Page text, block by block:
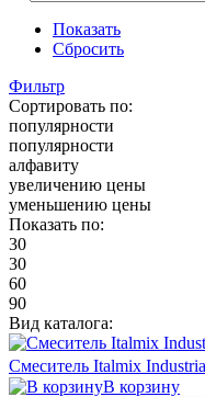
Показать
Сбросить
Фильтр
Сортировать по:
популярности
популярности
алфавиту
увеличению цены
уменьшению цены
Показать по:
30
30
60
90
Вид каталога:
Смеситель Italmix
В корзину